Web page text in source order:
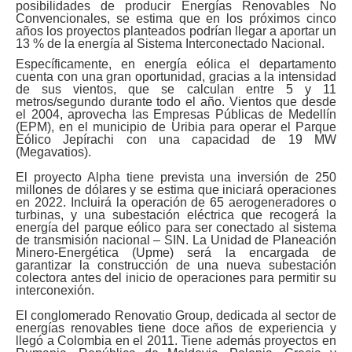
posibilidades de producir Energías Renovables No
Convencionales, se estima que en los próximos cinco
años los proyectos planteados podrían llegar a aportar un
13 % de la energía al Sistema Interconectado Nacional.
Específicamente, en energía eólica el departamento
cuenta con una gran oportunidad, gracias a la intensidad
de sus vientos, que se calculan entre 5 y 11
metros/segundo durante todo el año. Vientos que desde
el 2004, aprovecha las Empresas Públicas de Medellín
(EPM), en el municipio de Uribia para operar el Parque
Eólico Jepírachi con una capacidad de 19 MW
(Megavatios).
El proyecto Alpha tiene prevista una inversión de 250
millones de dólares y se estima que iniciará operaciones
en 2022. Incluirá la operación de 65 aerogeneradores o
turbinas, y una subestación eléctrica que recogerá la
energía del parque eólico para ser conectado al sistema
de transmisión nacional – SIN. La Unidad de Planeación
Minero-Energética (Upme) será la encargada de
garantizar la construcción de una nueva subestación
colectora antes del inicio de operaciones para permitir su
interconexión.
El conglomerado Renovatio Group, dedicada al sector de
energías renovables tiene doce años de experiencia y
llegó a Colombia en el 2011. Tiene además proyectos en